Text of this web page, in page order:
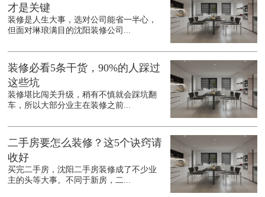
才是关键
装修是人生大事，选对公司能省一半心，
但面对琳琅满目的沈阳装修公司...
装修必看5条干货，90%的人踩过
这些坑
装修堪比闯关升级，稍有不慎就会踩坑翻
车，所以大部分业主在装修之前...
二手房要怎么装修？这5个诀窍请
收好
买完二手房，沈阳二手房装修成了不少业
主的头等大事。不同于新房，二...